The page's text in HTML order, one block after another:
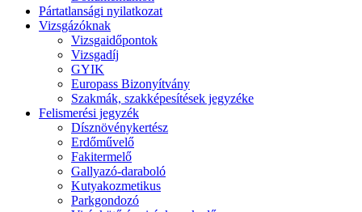
Pártatlansági nyilatkozat
Vizsgázóknak
Vizsgaidőpontok
Vizsgadíj
GYIK
Europass Bizonyítvány
Szakmák, szakképesítések jegyzéke
Felismerési jegyzék
Dísznövénykertész
Erdőművelő
Fakitermelő
Gallyazó-daraboló
Kutyakozmetikus
Parkgondozó